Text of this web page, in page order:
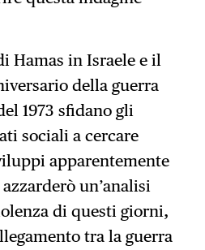
Hamas in Israele e il
della guerra
1973 sfidano gli
sociali a cercare
apparentemente
un’analisi
di questi giorni,
tra la guerra